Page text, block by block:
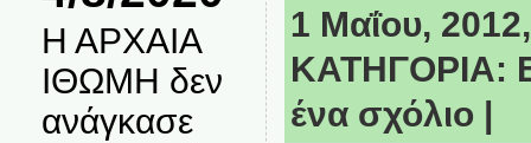
Η ΑΡΧΑΙΑ
ΙΘΩΜΗ δεν
ανάγκασε
1 Μαΐου,
ΚΑΤΗΓΟΡΙΑ:
ένα σχόλιο